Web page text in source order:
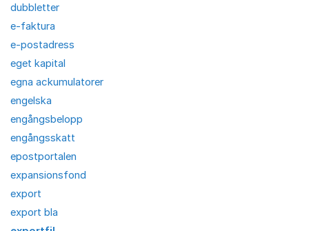
dubbletter
e-faktura
e-postadress
eget kapital
egna ackumulatorer
engelska
engångsbelopp
engångsskatt
epostportalen
expansionsfond
export
export bla